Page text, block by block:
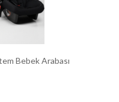
Bebek Arabası